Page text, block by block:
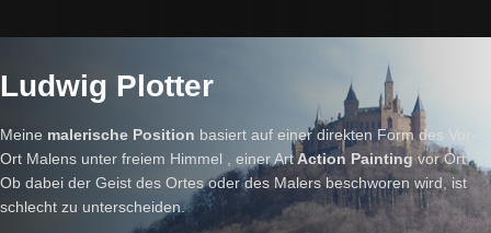
Ludwig Plotter
Meine malerische Position basiert auf einer direkten Form des Vor-
Ort Malens unter freiem Himmel , einer ArtAction Painting vor Ort.
Ob dabei der Geist des Ortes oder des Malers beschworen wird, ist
schlecht zu unterscheiden.